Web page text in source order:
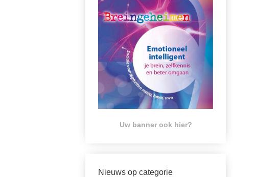
Uw banner ook hier?
Nieuws op categorie